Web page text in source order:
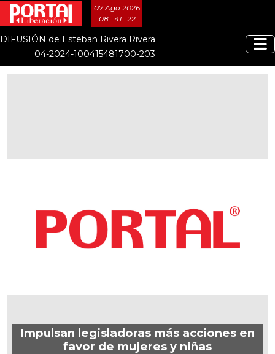
07 Ago 2026
08 : 41 : 23
DIFUSIÓN de Esteban Rivera Rivera
04-2024-100415481700-203
Impulsan legisladoras más acciones en
favor de mujeres y niñas